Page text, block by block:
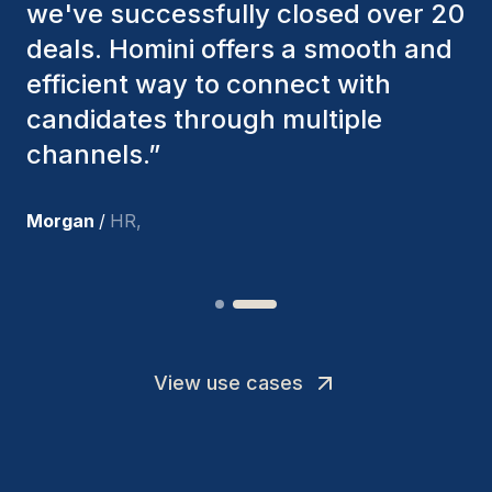
factors to ensure they present the
best candidates. The individuals
we've hired are still with us, and
I’m truly pleased with the new
team members.
Joakin / Deputy-AMLCO
View use cases